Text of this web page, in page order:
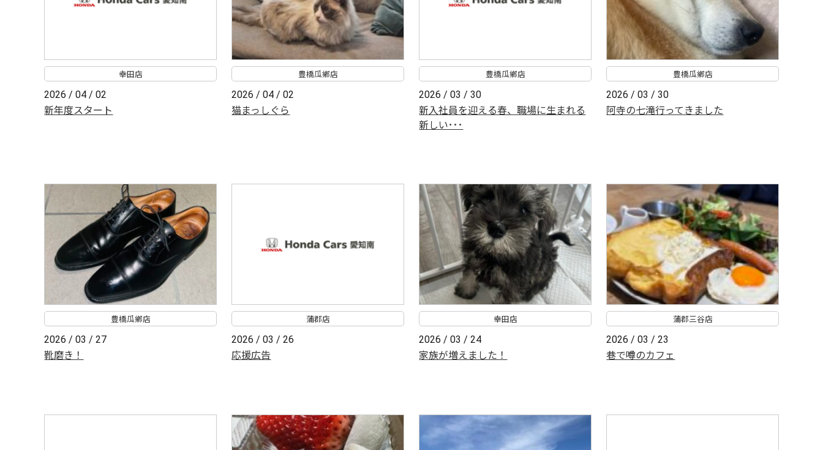
幸田店
2026 / 04 / 02
新年度スタート
豊橋瓜鄕店
2026 / 04 / 02
猫まっしぐら
豊橋瓜鄕店
2026 / 03 / 30
新入社員を迎える春、職場に生まれる
新しい･･･
豊橋瓜鄕店
2026 / 03 / 30
阿寺の七滝行ってきました
豊橋瓜鄕店
2026 / 03 / 27
靴磨き！
蒲郡店
2026 / 03 / 26
応援広告
幸田店
2026 / 03 / 24
家族が増えました！
蒲郡三谷店
2026 / 03 / 23
巷で噂のカフェ